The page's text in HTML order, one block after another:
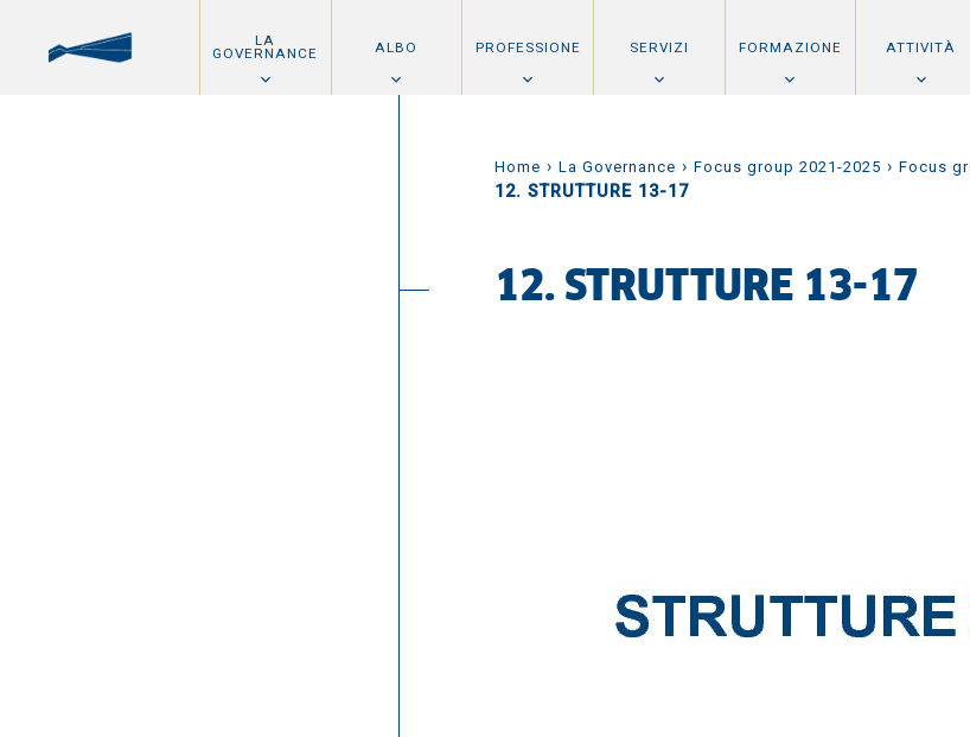
LA
GOVERNANCE ALBO PROFESSIONE SERVIZI FORMAZIONE ATTIVITÀ
Home › La Governance › Focus group 2021-2025 › Focus
12. STRUTTURE 13-17
12. STRUTTURE 13-17